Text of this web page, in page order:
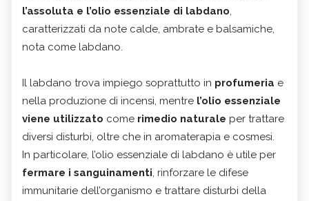
l’assoluta e l’olio essenziale di labdano,
caratterizzati da note calde, ambrate e balsamiche,
nota come labdano.
Il labdano trova impiego soprattutto in profumeria e
nella produzione di incensi, mentre l’olio essenziale
viene utilizzato come rimedio naturale per trattare
diversi disturbi, oltre che in aromaterapia e cosmesi.
In particolare, l’olio essenziale di labdano è utile per
fermare i sanguinamenti, rinforzare le difese
immunitarie dell’organismo e trattare disturbi della